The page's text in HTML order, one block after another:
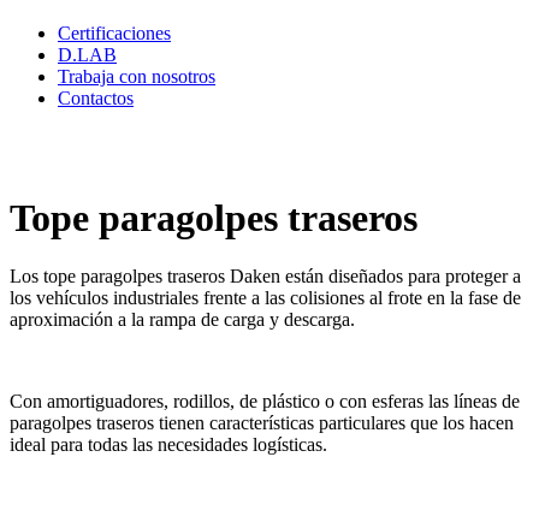
Certificaciones
D.LAB
Trabaja con nosotros
Contactos
Tope paragolpes traseros